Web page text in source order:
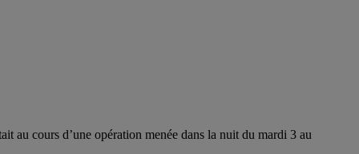
au cours d’une opération menée dans la nuit du mardi 3 au